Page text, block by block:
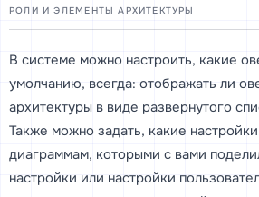
РОЛИ И ЭЛЕМЕНТЫ АРХИТЕКТУРЫ
В системе можно настроить, какие
умолчанию, всегда: отображать ли
архитектуры в виде развернутого
Также можно задать, какие
диаграммам, которыми с вами
настройки или настройки